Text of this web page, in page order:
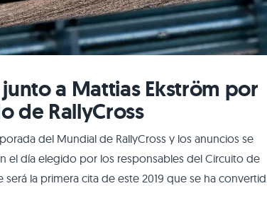
a Mattias Ekström por
de RallyCross
del Mundial de RallyCross y los anuncios se
el día elegido por los responsables del Circuito de
la primera cita de este 2019 que se ha convertido